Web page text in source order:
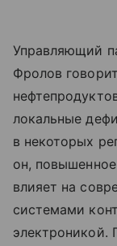
Управляющий
Фролов
локальные
в некоторых
он,
влияет на
системами
электроникой.